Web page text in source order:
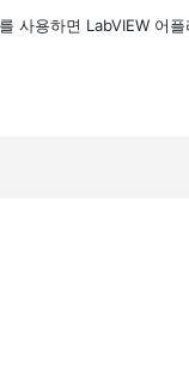
사용하면 LabVIEW 어